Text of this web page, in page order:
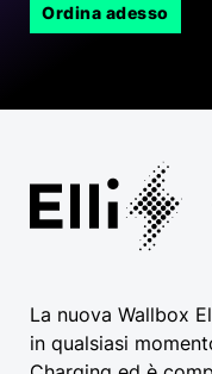
Ordina adesso
La nuova Wallbox
in qualsiasi